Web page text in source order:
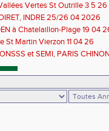
Vertes St Outrille 3 5 26
INDRE 25/26 04 2026
à Chatelaillon-Plage 19 04
St Martin Vierzon 11 04 26
et SEMI, PARIS